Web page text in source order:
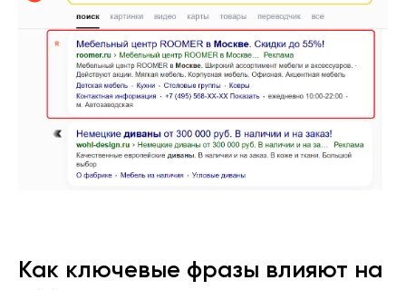
Как ключевые фразы влияют на